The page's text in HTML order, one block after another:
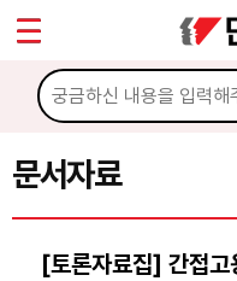
문서자료
[토론자료집] 간접고
마이페이지
소개
소식